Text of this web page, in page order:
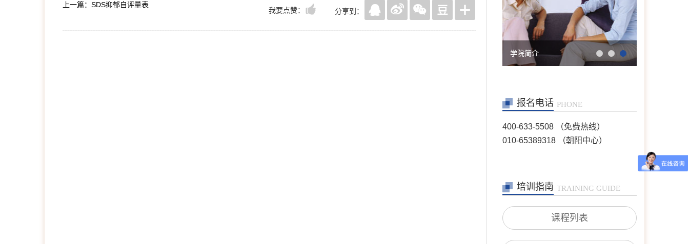
上一篇：SDS抑郁自评量表
我要点赞： 分享到：
学院简介
报名电话 PHONE
400-633-5508 （免费热线）
010-65389318 （朝阳中心）
培训指南 TRAINING GUIDE
课程列表